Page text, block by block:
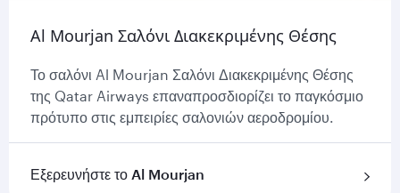
Al Mourjan Σαλόνι Διακεκριμένης Θέσης
Το σαλόνι Al Mourjan Σαλόνι Διακεκριμένης Θέσης
της Qatar Airways επαναπροσδιορίζει το παγκόσμιο
πρότυπο στις εμπειρίες σαλονιών αεροδρομίου.
Εξερευνήστε το Al Mourjan